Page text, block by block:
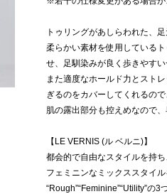
トゥリングがあしらわれた、
柔らかい素材を使用している
せ、足馴染みが良く歩きやすい
また適度なホールド力とスト
ぎるのをカバーしてくれるの
肌の露出部分も控えめなので
【LE VERNIS (ル ベルニ)】
都会的で自由なスタイルを持
フェミニンなミックススタイル
“Rough”“Feminine”“Utility”の